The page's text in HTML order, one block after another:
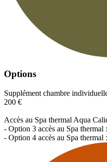
Options
Supplément chambre
200 €
Accès au Spa thermal Aqua
- Option 3 accès au Spa thermal
- Option 4 accès au Spa thermal